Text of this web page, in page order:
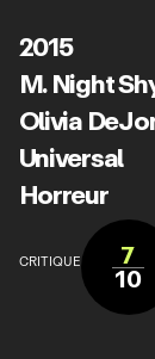
2015
M. Night
Olivia
Universal
Horreur
CRITIQUE 7
10